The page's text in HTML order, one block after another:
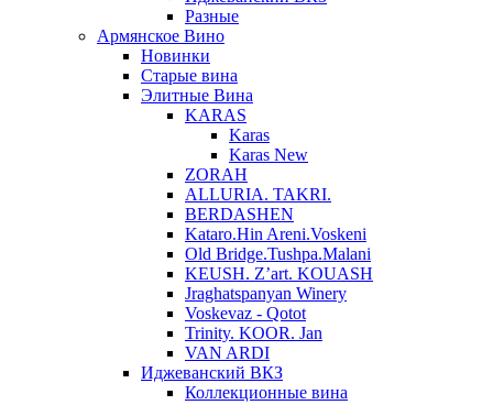
Разные
Армянское Вино
Новинки
Старые вина
Элитные Вина
KARAS
Karas
Karas New
ZORAH
ALLURIA. TAKRI.
BERDASHEN
Kataro.Hin Areni.Voskeni
Old Bridge.Tushpa.Malani
KEUSH. Z’art. KOUASH
Jraghatspanyan Winery
Voskevaz - Qotot
Trinity. KOOR. Jan
VAN ARDI
Иджеванский ВКЗ
Коллекционные вина